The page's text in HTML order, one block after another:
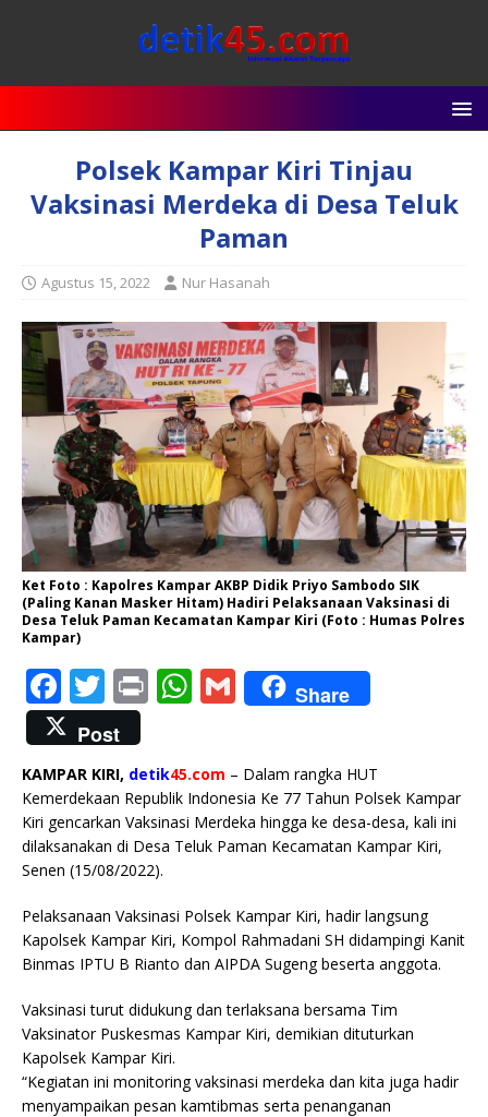
Polsek Kampar Kiri Tinjau
Vaksinasi Merdeka di Desa Teluk
Paman
Agustus 15, 2022 Nur Hasanah
Ket Foto : Kapolres Kampar AKBP Didik Priyo Sambodo SIK
(Paling Kanan Masker Hitam) Hadiri Pelaksanaan Vaksinasi di
Desa Teluk Paman Kecamatan Kampar Kiri (Foto : Humas Polres
Kampar)
F
a
c
e
b
o
o
k
T
w
it
te
r
P
n
t
W
s
A
p
G
m
ai
l
Share
Post
KAMPAR KIRI, detik45.com – Dalam rangka HUT
Kemerdekaan Republik Indonesia Ke 77 Tahun Polsek Kampar
Kiri gencarkan Vaksinasi Merdeka hingga ke desa-desa, kali ini
dilaksanakan di Desa Teluk Paman Kecamatan Kampar Kiri,
Senen (15/08/2022).
Pelaksanaan Vaksinasi Polsek Kampar Kiri, hadir langsung
Kapolsek Kampar Kiri, Kompol Rahmadani SH didampingi Kanit
Binmas IPTU B Rianto dan AIPDA Sugeng beserta anggota.
Vaksinasi turut didukung dan terlaksana bersama Tim
Vaksinator Puskesmas Kampar Kiri, demikian dituturkan
Kapolsek Kampar Kiri.
“Kegiatan ini monitoring vaksinasi merdeka dan kita juga hadir
menyampaikan pesan kamtibmas serta penanganan